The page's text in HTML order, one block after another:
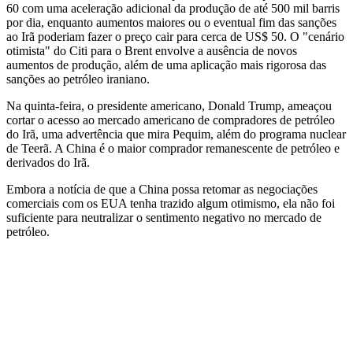
60 com uma aceleração adicional da produção de até 500 mil barris
por dia, enquanto aumentos maiores ou o eventual fim das sanções
ao Irã poderiam fazer o preço cair para cerca de US$ 50. O "cenário
otimista" do Citi para o Brent envolve a ausência de novos
aumentos de produção, além de uma aplicação mais rigorosa das
sanções ao petróleo iraniano.
Na quinta-feira, o presidente americano, Donald Trump, ameaçou
cortar o acesso ao mercado americano de compradores de petróleo
do Irã, uma advertência que mira Pequim, além do programa nuclear
de Teerã. A China é o maior comprador remanescente de petróleo e
derivados do Irã.
Embora a notícia de que a China possa retomar as negociações
comerciais com os EUA tenha trazido algum otimismo, ela não foi
suficiente para neutralizar o sentimento negativo no mercado de
petróleo.